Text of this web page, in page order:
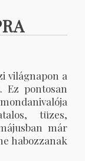
világnapon a
Ez pontosan
tüzes,
már
habozzanak